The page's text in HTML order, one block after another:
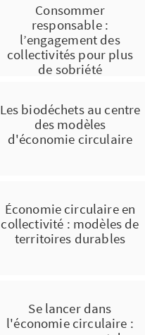
Consommer
responsable :
l’engagement des
collectivités pour plus
de sobriété
Les biodéchets au centre
des modèles
d'économie circulaire
Économie circulaire en
collectivité : modèles de
territoires durables
Se lancer dans
l'économie circulaire :